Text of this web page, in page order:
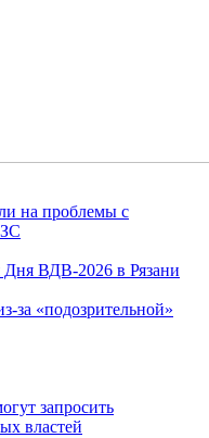
на проблемы с
Дня ВДВ-2026 в Рязани
за «подозрительной»
запросить
властей